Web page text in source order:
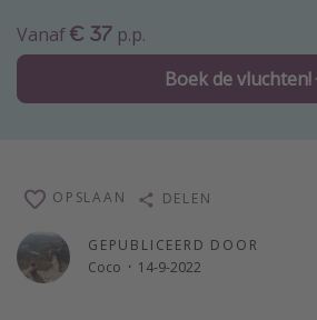
Groepsreizen
Single reizen
Meer onderwerpen
Reisblog
Vanaf€ 37 p.p.
Boek de vluchten!
GEPUBLICEERD DOOR
Coco · 14-9-2022
OPSLAAN DELEN